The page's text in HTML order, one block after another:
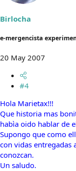
Birlocha
e-mergencista
20 May 2007
#4
Hola Marietax!!!
Que historia mas
habìa oido hablar de
Supongo que como
con vidas entregadas
conozcan.
Un saludo.